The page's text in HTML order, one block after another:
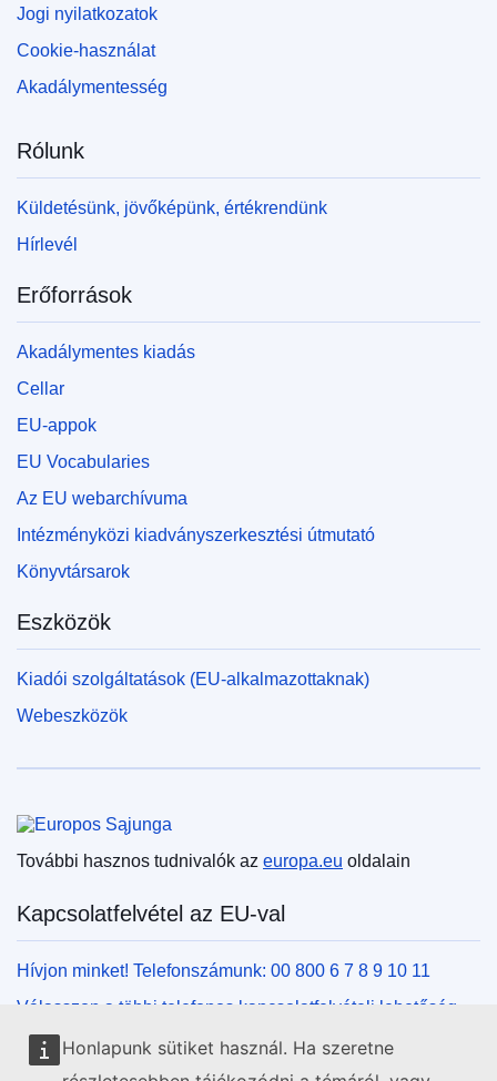
Honlapunk sütiket használ. Ha szeretne
Jogi nyilatkozatok
Cookie-használat
Akadálymentesség
Rólunk
Küldetésünk, jövőképünk, értékrendünk
Hírlevél
Erőforrások
Akadálymentes kiadás
Cellar
EU-appok
EU Vocabularies
Az EU webarchívuma
Intézményközi kiadványszerkesztési útmutató
Könyvtársarok
Eszközök
Kiadói szolgáltatások (EU-alkalmazottaknak)
Webeszközök
További hasznos tudnivalók az europa.eu oldalain
Kapcsolatfelvétel az EU-val
Hívjon minket! Telefonszámunk: 00 800 6 7 8 9 10 11
Válasszon a többi telefonos kapcsolatfelvételi lehetőség
közül!
Írjon nekünk kapcsolatfelvételi űrlapunk kitöltésével!